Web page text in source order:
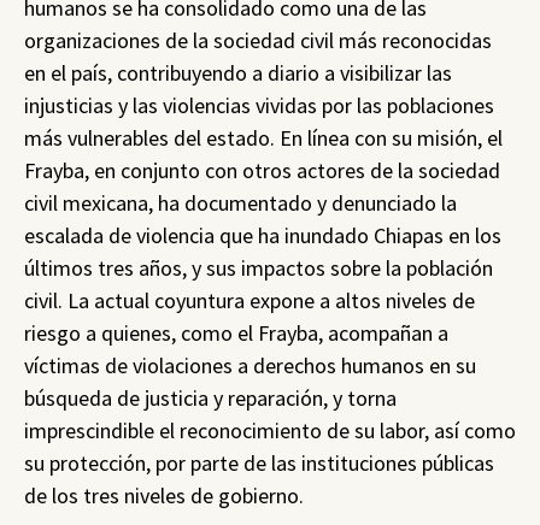
humanos se ha consolidado como una de las
organizaciones de la sociedad civil más reconocidas
en el país, contribuyendo a diario a visibilizar las
injusticias y las violencias vividas por las poblaciones
más vulnerables del estado. En línea con su misión, el
Frayba, en conjunto con otros actores de la sociedad
civil mexicana, ha documentado y denunciado la
escalada de violencia que ha inundado Chiapas en los
últimos tres años, y sus impactos sobre la población
civil. La actual coyuntura expone a altos niveles de
riesgo a quienes, como el Frayba, acompañan a
víctimas de violaciones a derechos humanos en su
búsqueda de justicia y reparación, y torna
imprescindible el reconocimiento de su labor, así como
su protección, por parte de las instituciones públicas
de los tres niveles de gobierno.